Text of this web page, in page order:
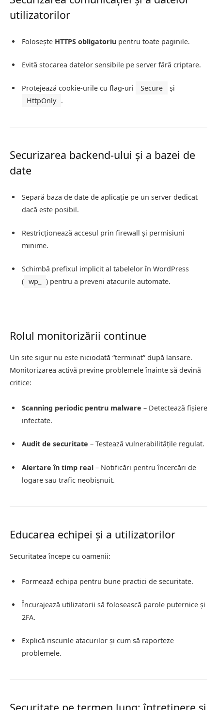
utilizatorilor
Folosește HTTPS obligatoriu pentru toate paginile.
Evită stocarea datelor sensibile pe server fără criptare.
Protejează cookie-urile cu flag-uri Secure
și
HttpOnly .
Securizarea backend-ului și a bazei de
date
Separă baza de date de aplicație pe un server dedicat
dacă este posibil.
Restricționează accesul prin firewall și permisiuni
minime.
Schimbă prefixul implicit al tabelelor în WordPress
( wp_ ) pentru a preveni atacurile automate.
Rolul monitorizării continue
Un site sigur nu este niciodată “terminat” după lansare.
Monitorizarea activă previne problemele înainte să devină
critice:
Scanning periodic pentru malware – Detectează fișiere
infectate.
Audit de securitate – Testează vulnerabilitățile regulat.
Alertare în timp real – Notificări pentru încercări de
logare sau trafic neobișnuit.
Educarea echipei și a utilizatorilor
Securitatea începe cu oamenii:
Formează echipa pentru bune practici de securitate.
Încurajează utilizatorii să folosească parole puternice și
2FA.
Explică riscurile atacurilor și cum să raporteze
problemele.